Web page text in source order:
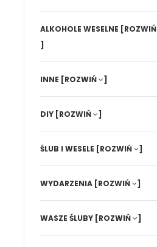
ALKOHOLE WESELNE [ROZWIŃ
]
INNE [ROZWIŃ ]
DIY [ROZWIŃ ]
ŚLUB I WESELE [ROZWIŃ ]
WYDARZENIA [ROZWIŃ ]
WASZE ŚLUBY [ROZWIŃ ]